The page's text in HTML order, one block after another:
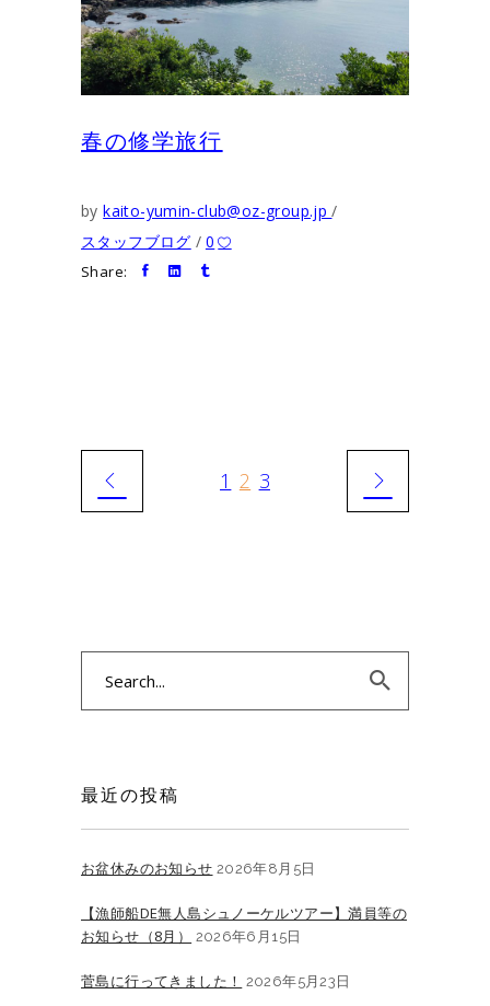
春の修学旅行
bykaito-yumin-club@oz-group.jp
スタッフブログ
0
Share:
1 2 3
最近の投稿
お盆休みのお知らせ 2026年8月5日
【漁師船DE無人島シュノーケルツアー】満員等の
お知らせ（8月）
2026年6月15日
菅島に行ってきました！ 2026年5月23日